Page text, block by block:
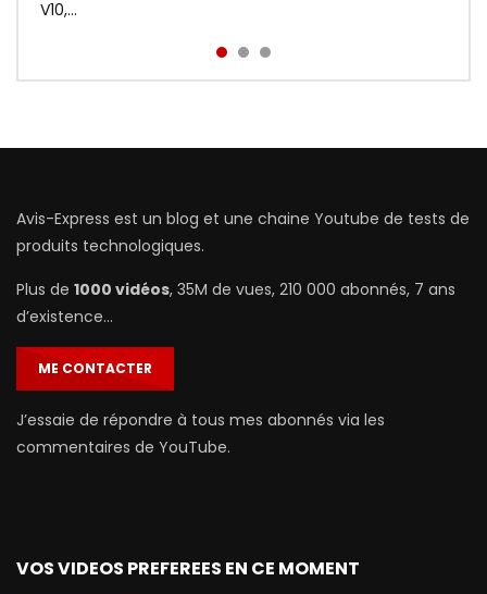
V10,...
prix : http://bit.ly/Redmi-Aird...
Avis-Express est un blog et une chaine Youtube de tests de
produits technologiques.
Plus de 1000 vidéos, 35M de vues, 210 000 abonnés, 7 ans
d’existence…
ME CONTACTER
J’essaie de répondre à tous mes abonnés via les
commentaires de YouTube.
VOS VIDEOS PREFEREES EN CE MOMENT